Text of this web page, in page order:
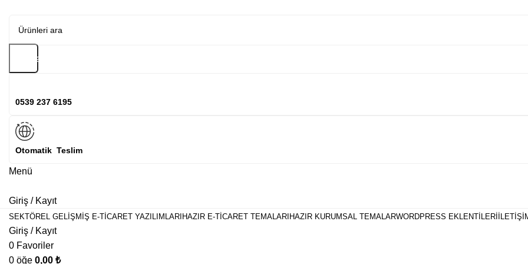
Arama
0539 237 6195
Otomatik Teslim
Menü
Giriş / Kayıt
SEKTÖREL GELIŞMIŞ E-TICARET YAZILIMLARI HAZIR E-TICARET TEMALARI HAZIR KURUMSAL TEMALARWORDPRESS EKLENTILERI
Giriş / Kayıt
0 Favoriler
0 öğe 0,00 ₺